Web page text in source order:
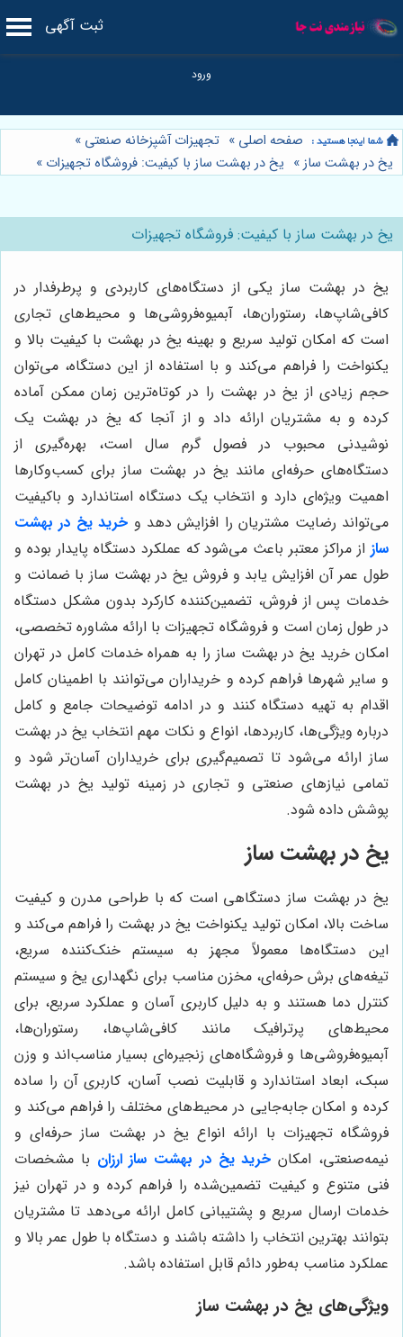
ثبت آگهی
صفحه اصلی » تجهیزات آشپزخانه صنعتی »
یخ در بهشت ساز» یخ در بهشت ساز با کیفیت: فروشگاه تجهیزات »
یخ در بهشت ساز با کیفیت: فروشگاه تجهیزات
یخ در بهشت ساز یکی از دستگاه‌های کاربردی و پرطرفدار در
کافی‌شاپ‌ها، رستوران‌ها، آبمیوه‌فروشی‌ها و محیط‌های تجاری
است که امکان تولید سریع و بهینه یخ در بهشت با کیفیت بالا و
یکنواخت را فراهم می‌کند و با استفاده از این دستگاه، می‌توان
حجم زیادی از یخ در بهشت را در کوتاه‌ترین زمان ممکن آماده
کرده و به مشتریان ارائه داد و از آنجا که یخ در بهشت یک
نوشیدنی محبوب در فصول گرم سال است، بهره‌گیری از
دستگاه‌های حرفه‌ای مانند یخ در بهشت ساز برای کسب‌وکارها
اهمیت ویژه‌ای دارد و انتخاب یک دستگاه استاندارد و باکیفیت
می‌تواند رضایت مشتریان را افزایش دهد و خرید یخ در بهشت
ساز از مراکز معتبر باعث می‌شود که عملکرد دستگاه پایدار بوده و
طول عمر آن افزایش یابد و فروش یخ در بهشت ساز با ضمانت و
خدمات پس از فروش، تضمین‌کننده کارکرد بدون مشکل دستگاه
در طول زمان است و فروشگاه تجهیزات با ارائه مشاوره تخصصی،
امکان خرید یخ در بهشت ساز را به همراه خدمات کامل در تهران
و سایر شهرها فراهم کرده و خریداران می‌توانند با اطمینان کامل
اقدام به تهیه دستگاه کنند و در ادامه توضیحات جامع و کامل
درباره ویژگی‌ها، کاربردها، انواع و نکات مهم انتخاب یخ در بهشت
ساز ارائه می‌شود تا تصمیم‌گیری برای خریداران آسان‌تر شود و
تمامی نیازهای صنعتی و تجاری در زمینه تولید یخ در بهشت
پوشش داده شود.
یخ در بهشت ساز
یخ در بهشت ساز دستگاهی است که با طراحی مدرن و کیفیت
ساخت بالا، امکان تولید یکنواخت یخ در بهشت را فراهم می‌کند و
این دستگاه‌ها معمولاً مجهز به سیستم خنک‌کننده سریع،
تیغه‌های برش حرفه‌ای، مخزن مناسب برای نگهداری یخ و سیستم
کنترل دما هستند و به دلیل کاربری آسان و عملکرد سریع، برای
محیط‌های پرترافیک مانند کافی‌شاپ‌ها، رستوران‌ها،
آبمیوه‌فروشی‌ها و فروشگاه‌های زنجیره‌ای بسیار مناسب‌اند و وزن
سبک، ابعاد استاندارد و قابلیت نصب آسان، کاربری آن را ساده
کرده و امکان جابه‌جایی در محیط‌های مختلف را فراهم می‌کند و
فروشگاه تجهیزات با ارائه انواع یخ در بهشت ساز حرفه‌ای و
نیمه‌صنعتی، امکان خرید یخ در بهشت ساز ارزان با مشخصات
فنی متنوع و کیفیت تضمین‌شده را فراهم کرده و در تهران نیز
خدمات ارسال سریع و پشتیبانی کامل ارائه می‌دهد تا مشتریان
بتوانند بهترین انتخاب را داشته باشند و دستگاه با طول عمر بالا و
عملکرد مناسب به‌طور دائم قابل استفاده باشد.
ویژگی‌های یخ در بهشت ساز